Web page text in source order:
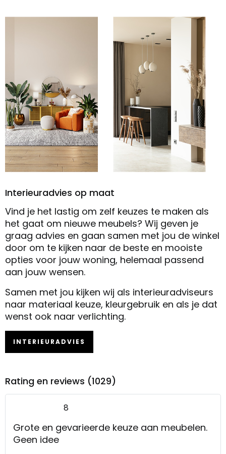
Interieuradvies op maat
Vind je het lastig om zelf keuzes te maken als
het gaat om nieuwe meubels? Wij geven je
graag advies en gaan samen met jou de winkel
door om te kijken naar de beste en mooiste
opties voor jouw woning, helemaal passend
aan jouw wensen.
Samen met jou kijken wij als interieuradviseurs
naar materiaal keuze, kleurgebruik en als je dat
wenst ook naar verlichting.
INTERIEURADVIES
Rating en reviews (1029)
8
Grote en gevarieerde keuze aan meubelen.
Geen idee